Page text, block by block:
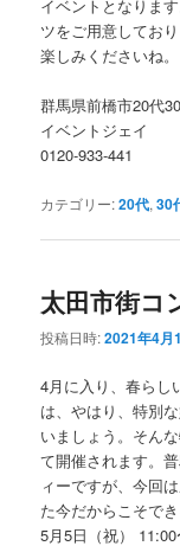
イベントとなりま
ツをご用意してお
楽しみくださいね。
群馬県前橋市20代
イベントジェイ
0120-933-441
カテゴリー:20代,30
太田市街コ
投稿日時:2021年4月
4月に入り、春らし
は、やはり、特別
いましょう。そん
て開催されます。
ィーですが、今回
た今だからこそで
5月5日（祝）